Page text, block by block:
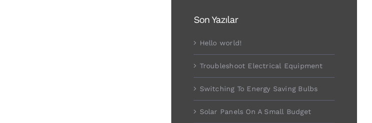
Son Yazılar
Hello world!
Troubleshoot Electrical Equipment
Switching To Energy Saving Bulbs
Solar Panels On A Small Budget